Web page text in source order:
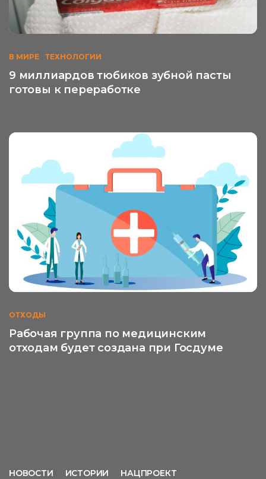
В МИРЕ ТЕХНОЛОГИИ
9 миллиардов тюбиков зубной пасты
готовы к переработке
ОТХОДЫ
Рабочая группа по медицинским
отходам будет создана при Госдуме
НОВОСТИ ИСТОРИИ НАЦПРОЕКТ